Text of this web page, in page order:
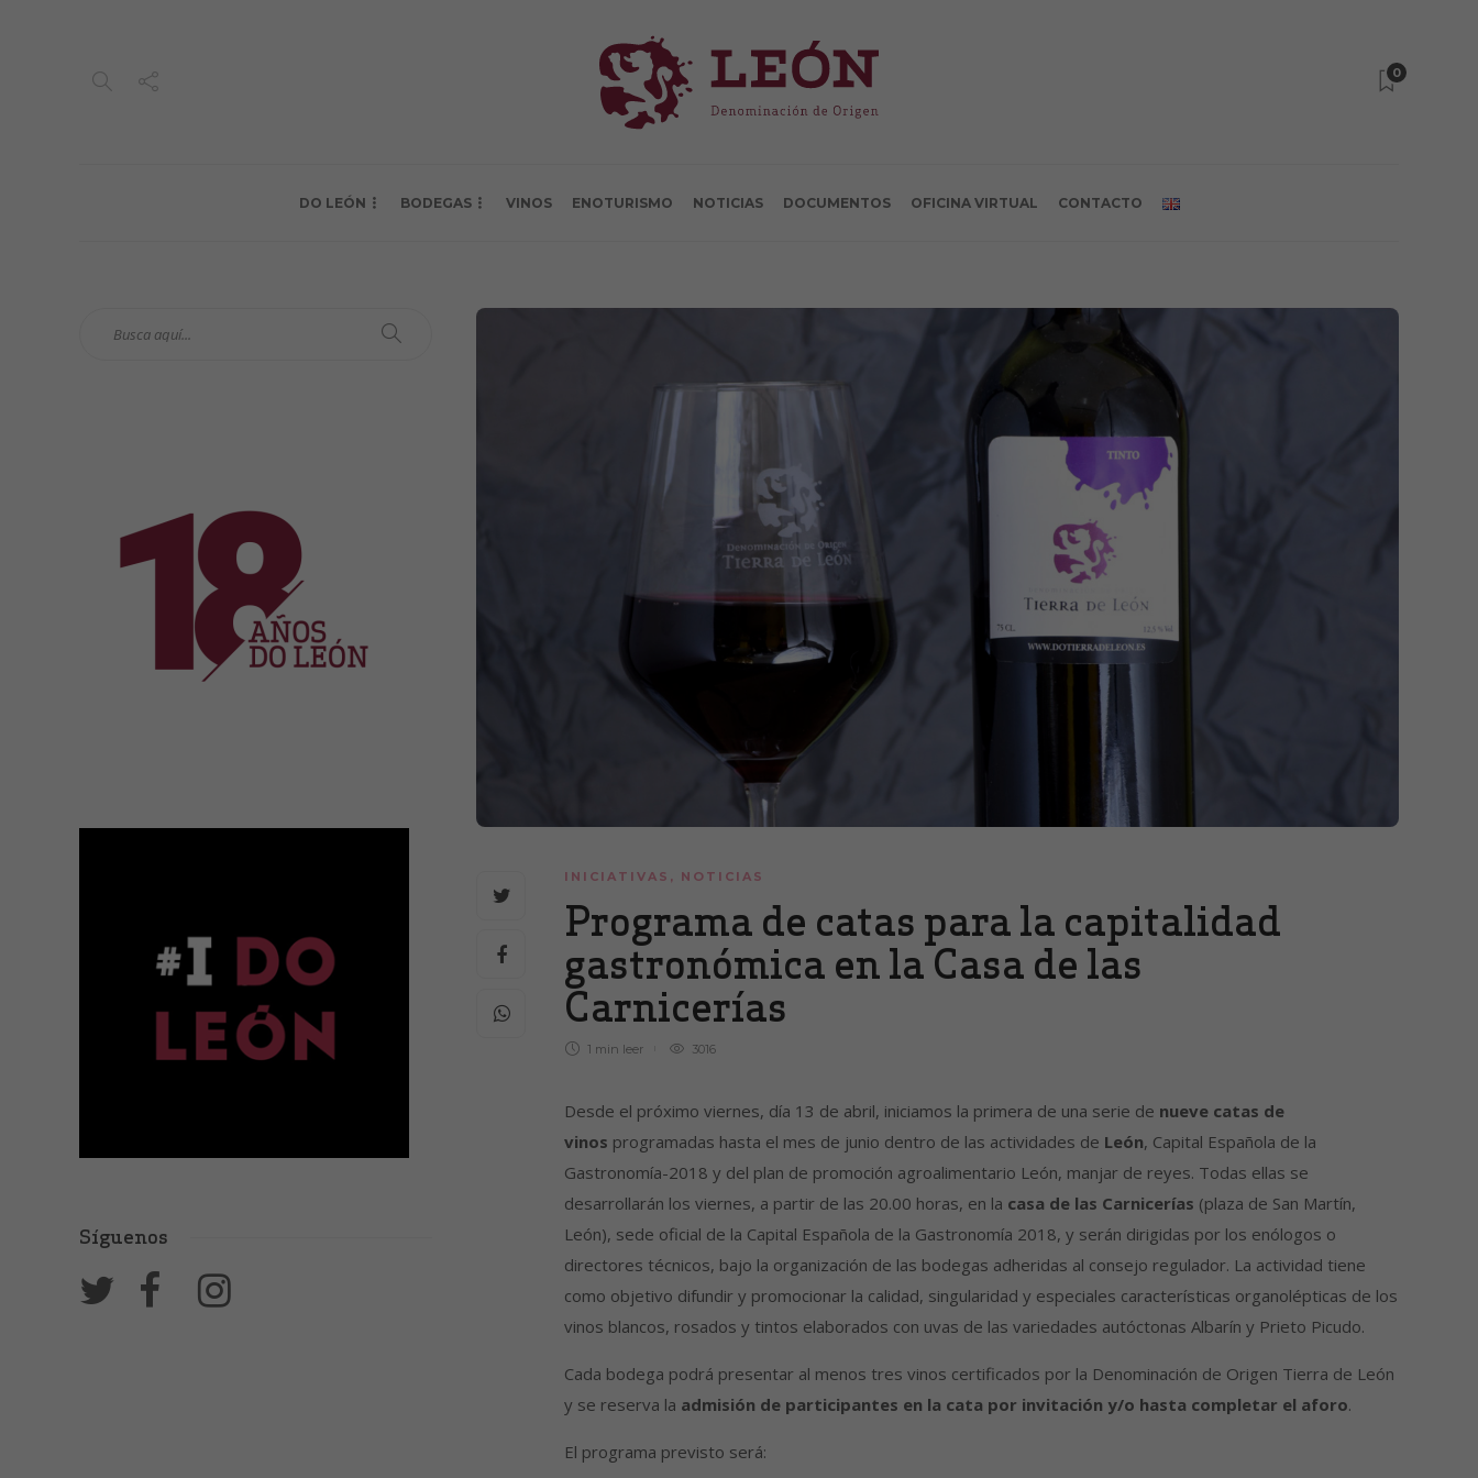
0
DO LEÓN BODEGAS VINOS ENOTURISMO NOTICIAS DOCUMENTOS OFICINA VIRTUAL CONTACTO
INICIATIVAS , NOTICIAS
Programa de catas para la capitalidad
gastronómica en la Casa de las
Carnicerías
1 min leer 3016
Desde el próximo viernes, día 13 de abril, iniciamos la primera de una serie de nueve catas de
vinos programadas hasta el mes de junio dentro de las actividades de León, Capital Española de la
Gastronomía-2018 y del plan de promoción agroalimentario León, manjar de reyes. Todas ellas se
desarrollarán los viernes, a partir de las 20.00 horas, en la casa de las Carnicerías (plaza de San Martín,
León), sede oficial de la Capital Española de la Gastronomía 2018, y serán dirigidas por los enólogos o
directores técnicos, bajo la organización de las bodegas adheridas al consejo regulador. La actividad tiene
como objetivo difundir y promocionar la calidad, singularidad y especiales características organolépticas de los
vinos blancos, rosados y tintos elaborados con uvas de las variedades autóctonas Albarín y Prieto Picudo.
Cada bodega podrá presentar al menos tres vinos certificados por la Denominación de Origen Tierra de León
y se reserva la admisión de participantes en la cata por invitación y/o hasta completar el aforo.
El programa previsto será:
Síguenos